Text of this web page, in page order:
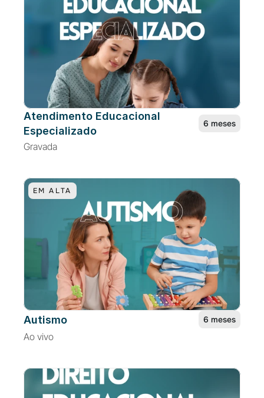
Atendimento Educacional
Especializado
6 meses
Gravada
EM ALTA
Autismo 6 meses
Ao vivo